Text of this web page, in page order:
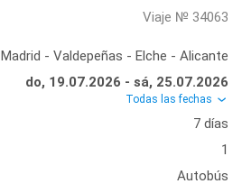
Viaje № 34063
Madrid - Valdepeñas - Elche - Alicante
do, 19.07.2026 - sá, 25.07.2026
Todas las fechas
7 días
1
Autobús